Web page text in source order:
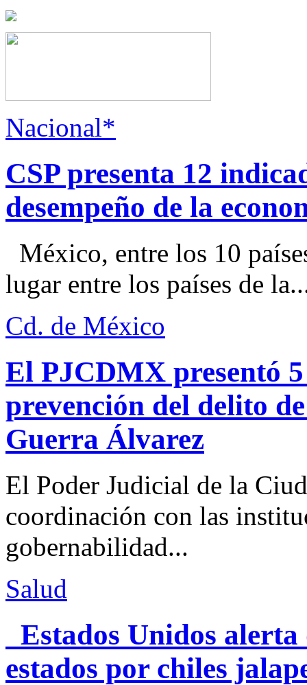
Nacional*
CSP presenta 12
desempeño de la
México, entre los 10
lugar entre los países de
Cd. de México
El PJCDMX presentó
prevención del delito
Guerra Álvarez
El Poder Judicial de la
coordinación con las
gobernabilidad...
Salud
Estados Unidos alerta
estados por chiles